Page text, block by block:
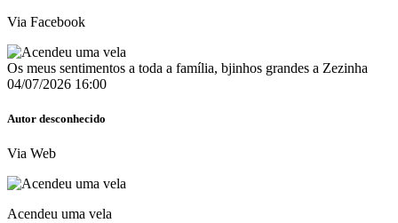
Via Facebook
Os meus sentimentos a toda a família, bjinhos grandes a Zezinha
04/07/2026 16:00
Autor desconhecido
Via Web
Acendeu uma vela